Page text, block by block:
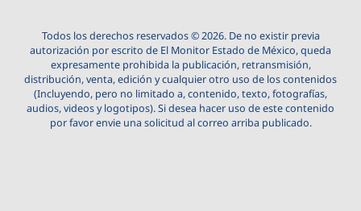
Todos los derechos reservados © 2026. De no existir previa
autorización por escrito de El Monitor Estado de México, queda
expresamente prohibida la publicación, retransmisión,
distribución, venta, edición y cualquier otro uso de los contenidos
(Incluyendo, pero no limitado a, contenido, texto, fotografías,
audios, videos y logotipos). Si desea hacer uso de este contenido
por favor envie una solicitud al correo arriba publicado.